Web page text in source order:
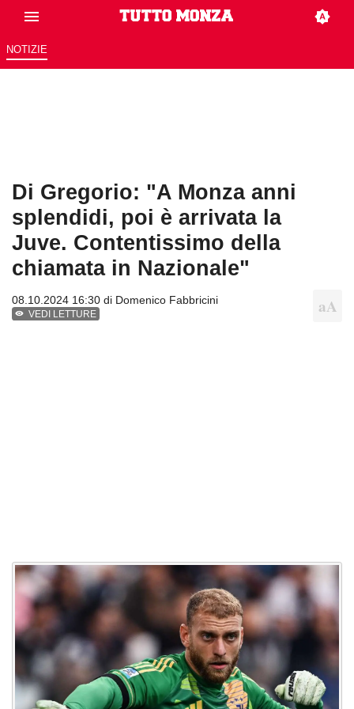
NOTIZIE
Di Gregorio: "A Monza anni
splendidi, poi è arrivata la
Juve. Contentissimo della
chiamata in Nazionale"
08.10.2024 16:30 di Domenico Fabbricini
VEDI LETTURE